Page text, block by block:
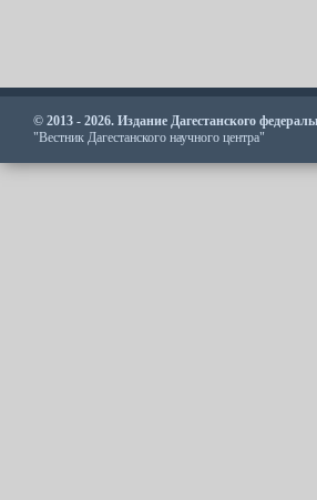
© 2013 - 2026. Издание Дагестанского
"Вестник Дагестанского научного центра"